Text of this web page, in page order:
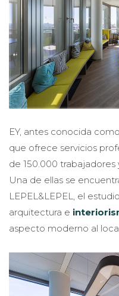
EY, antes conocida
que ofrece servicios
de 150.000
Una de ellas se
LEPEL&LEPEL, el
arquitectura e
aspecto moderno al